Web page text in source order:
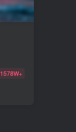
1578W+